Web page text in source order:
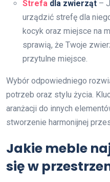
Strefa dla zwierząt –
urządzić strefę dla
kocyk oraz miejsce na
sprawią, że Twoje
przytulne miejsce.
Wybór odpowiedniego
potrzeb oraz stylu życia.
aranżacji do innych
stworzenie harmonijnej
Jakie meble
się w